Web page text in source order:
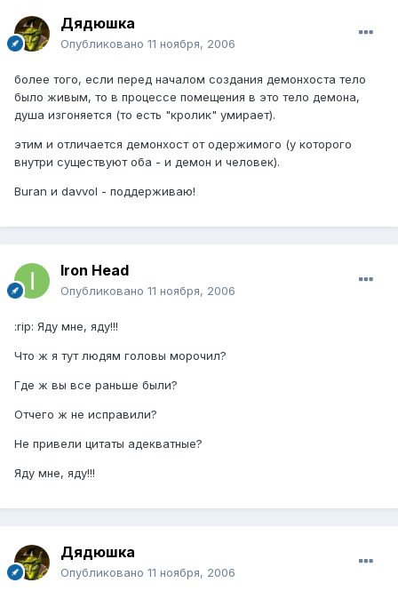
Дядюшка
Опубликовано 11 ноября, 2006
более того, если перед началом создания демонхоста тело
было живым, то в процессе помещения в это тело демона,
душа изгоняется (то есть "кролик" умирает).
этим и отличается демонхост от одержимого (у которого
внутри существуют оба - и демон и человек).
Buran и davvol - поддерживаю!
Iron Head
Опубликовано 11 ноября, 2006
:rip: Яду мне, яду!!!
Что ж я тут людям головы морочил?
Где ж вы все раньше были?
Отчего ж не исправили?
Не привели цитаты адекватные?
Яду мне, яду!!!
Дядюшка
Опубликовано 11 ноября, 2006